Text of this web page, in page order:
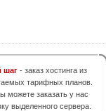
шаг - заказ хостинга из
тарифных планов.
можете заказать у нас
выделенного сервера.